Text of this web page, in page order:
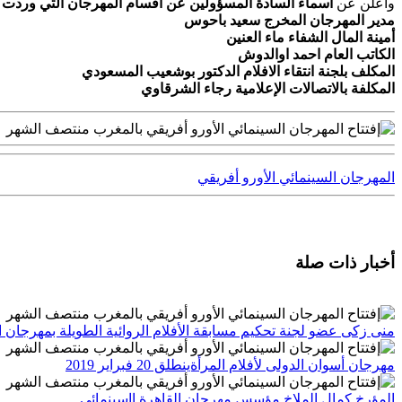
وأعلن عن أسماء السادة المسؤولين عن أقسام المهرجان التي وردت
مدير المهرجان المخرج سعيد باحوس
أمينة المال الشفاء ماء العنين
الكاتب العام احمد اوالدوش
المكلف بلجنة انتقاء الافلام الدكتور بوشعيب المسعودي
المكلفة بالاتصالات الإعلامية رجاء الشرقاوي
المهرجان السينمائي الأورو أفريقي
أخبار ذات صلة
منى زكى عضو لجنة تحكيم مسابقة الأفلام الروائية الطويلة بمهرجان
مهرجان أسوان الدولى لأفلام المرأةينطلق 20 فبراير 2019